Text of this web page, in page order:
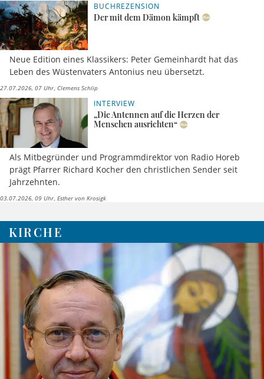
BUCHREZENSION
Der mit dem Dämon kämpft
Neue Edition eines Klassikers: Peter Gemeinhardt hat das
Leben des Wüstenvaters Antonius neu übersetzt.
27.07.2026, 07 Uhr Clemens Schlip
INTERVIEW
„Die Antennen auf die Herzen der
Menschen ausrichten“
Als Mitbegründer und Programmdirektor von Radio Horeb
prägt Pfarrer Richard Kocher den christlichen Sender seit
Jahrzehnten.
03.07.2026, 09 Uhr Esther von Krosigk
KIRCHE